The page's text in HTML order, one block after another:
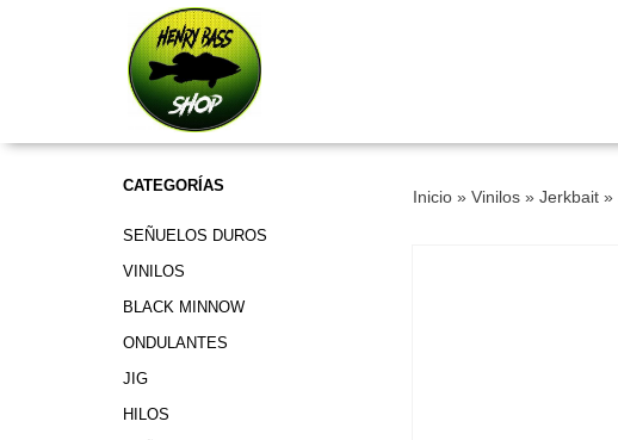
CATEGORÍAS
SEÑUELOS DUROS
VINILOS
BLACK MINNOW
ONDULANTES
JIG
HILOS
Inicio» Vinilos » Jerkbait »